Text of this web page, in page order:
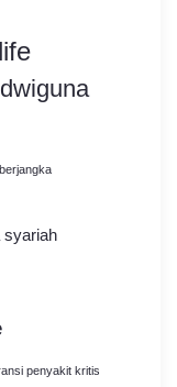
syariah
penyakit kritis